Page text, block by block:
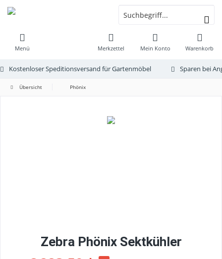
Menü Warenkorb
Merkzettel Mein Konto
Kostenloser Speditionsversand für Gartenmöbel Sparen bei
Übersicht Phönix
Zebra Phönix Sektkühler